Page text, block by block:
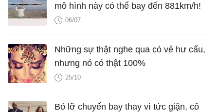
mô hình này có thể bay đến 881km/h!
06/07
Những sự thật nghe qua có vẻ hư cấu,
nhưng nó có thật 100%
25/10
Bỏ lỡ chuyến bay thay vì tức giận, cô